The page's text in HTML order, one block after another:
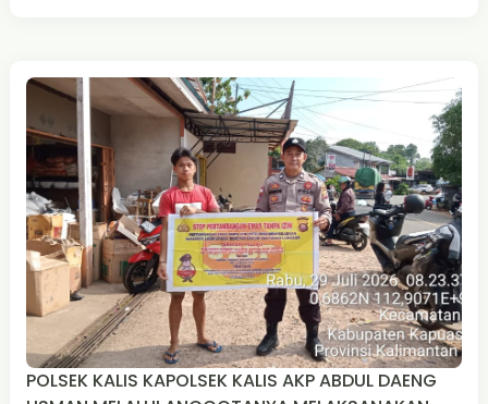
POLSEK KALIS KAPOLSEK KALIS AKP ABDUL DAENG